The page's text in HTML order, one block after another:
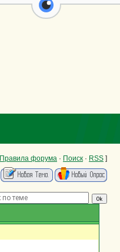
перейти на
Правила форума · Поиск · RSS ]